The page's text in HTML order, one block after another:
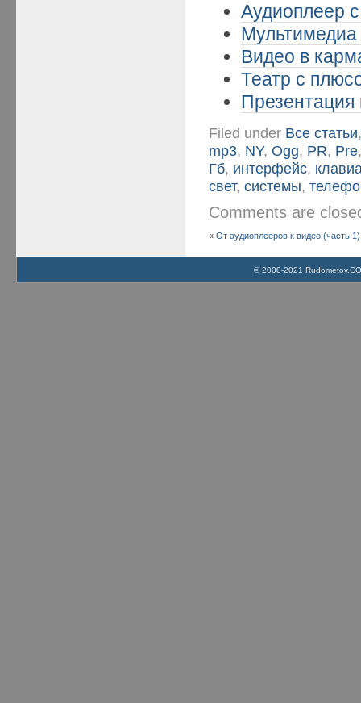
Аудиоплеер
Мультимедиа
Видео в
Театр с
Презентация
Filed under Все статьи
mp3, NY,Ogg, PR, Pre
Гб, интерфейс,
свет,системы,
Comments are
«От аудиоплееров к видео (часть 1)
© 2000-2021